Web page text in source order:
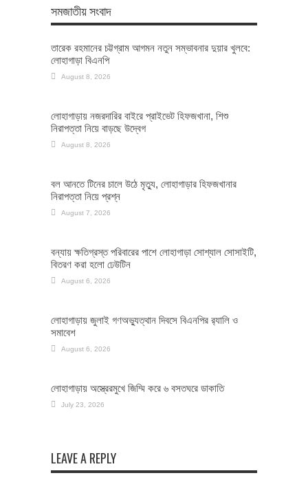
সমজাতীয় সংবাদ
তারেক রহমানের চট্টগ্রাম আগমন নতুন সম্ভাবনার দুয়ার খুলবে:
লোহাগাড়া বিএনপি
August 8, 2026
লোহাগাড়ায় নজরদারির বাইরে প্রাইভেট হিফজখানা, শিশু
নিরাপত্তা নিয়ে বাড়ছে উদ্বেগ
August 8, 2026
বল আনতে টিনের চালে উঠে মৃত্যু, লোহাগাড়ার হিফজখানার
নিরাপত্তা নিয়ে প্রশ্ন
August 7, 2026
বন্যায় ক্ষতিগ্রস্ত পরিবারের পাশে লোহাগাড়া সোশ্যাল সোসাইটি,
বিতরণ করা হলো ঢেউটিন
August 6, 2026
লোহাগাড়ায় জুলাই গণঅভ্যুত্থান দিবসে বিএনপির র‌্যালি ও
সমাবেশ
August 6, 2026
লোহাগাড়ায় অস্ত্রেরমুখে জিম্মি করে ৬ বসতঘরে ডাকাতি
July 23, 2026
LEAVE A REPLY